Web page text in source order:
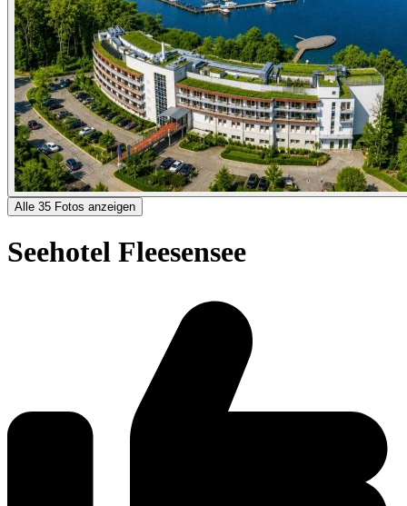
Alle 35 Fotos anzeigen
Seehotel Fleesensee